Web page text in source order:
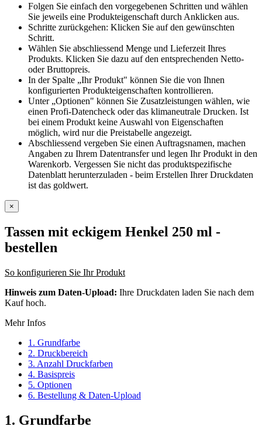
Folgen Sie einfach den vorgegebenen Schritten und wählen
Sie jeweils eine Produkteigenschaft durch Anklicken aus.
Schritte zurückgehen: Klicken Sie auf den gewünschten
Schritt.
Wählen Sie abschliessend Menge und Lieferzeit Ihres
Produkts. Klicken Sie dazu auf den entsprechenden Netto-
oder Bruttopreis.
In der Spalte „Ihr Produkt" können Sie die von Ihnen
konfigurierten Produkteigenschaften kontrollieren.
Unter „Optionen" können Sie Zusatzleistungen wählen, wie
einen Profi-Datencheck oder das klimaneutrale Drucken. Ist
bei einem Produkt keine Auswahl von Eigenschaften
möglich, wird nur die Preistabelle angezeigt.
Abschliessend vergeben Sie einen Auftragsnamen, machen
Angaben zu Ihrem Datentransfer und legen Ihr Produkt in den
Warenkorb. Vergessen Sie nicht das produktspezifische
Datenblatt herunterzuladen - beim Erstellen Ihrer Druckdaten
ist das goldwert.
×
Tassen mit eckigem Henkel 250 ml -
bestellen
So konfigurieren Sie Ihr Produkt
Hinweis zum Daten-Upload: Ihre Druckdaten laden Sie nach dem
Kauf hoch.
Mehr Infos
1. Grundfarbe
2. Druckbereich
3. Anzahl Druckfarben
4. Basispreis
5. Optionen
6. Bestellung & Daten-Upload
1. Grundfarbe